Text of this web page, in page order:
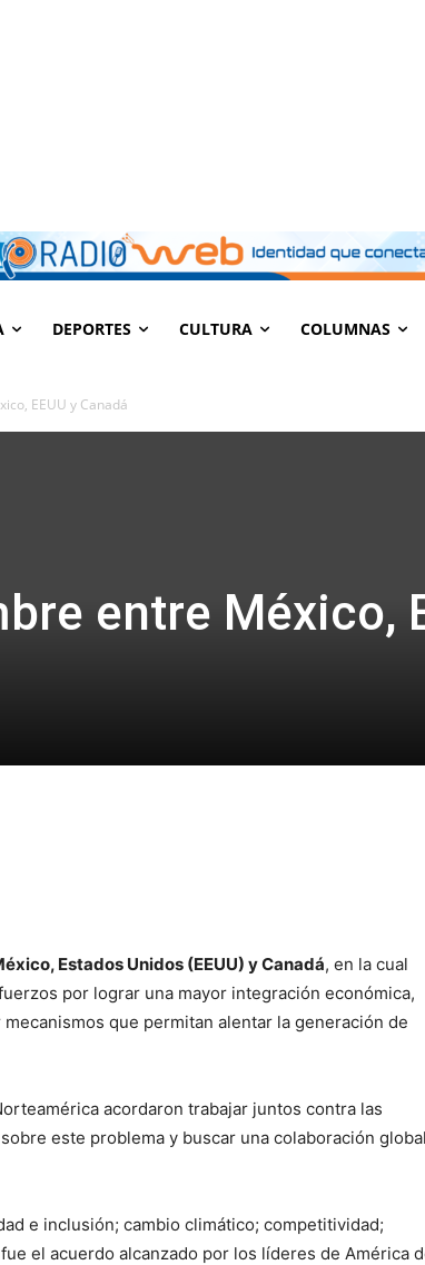
DEPORTES CULTURA COLUMNAS
EEUU y Canadá
entre México,
Estados Unidos (EEUU) y Canadá, en la cual
por lograr una mayor integración económica,
que permitan alentar la generación de
acordaron trabajar juntos contra las
este problema y buscar una colaboración global
e inclusión; cambio climático; competitividad;
el acuerdo alcanzado por los líderes de América